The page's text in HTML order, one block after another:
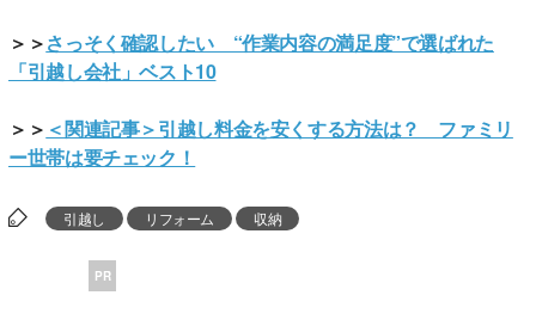
＞＞さっそく確認したい “作業内容の満足度”で選ばれた
「引越し会社」ベスト10
＞＞ ＜関連記事＞引越し料金を安くする方法は？ ファミリ
ー世帯は要チェック！
引越し リフォーム 収納
PR